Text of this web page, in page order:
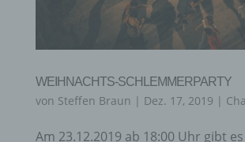
WEIHNACHTS-SCHLEMMERPARTY
von Steffen Braun | Dez. 17, 2019 |
Am 23.12.2019 ab 18:00 Uhr gibt